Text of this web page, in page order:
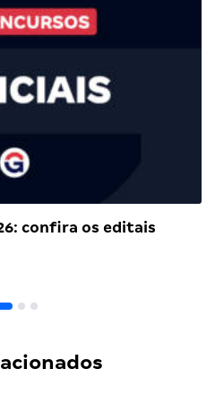
confira os editais